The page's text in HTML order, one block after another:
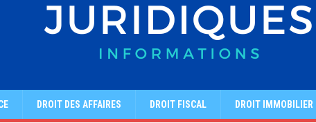
DROIT DES AFFAIRES DROIT FISCAL DROIT IMMOBILIER